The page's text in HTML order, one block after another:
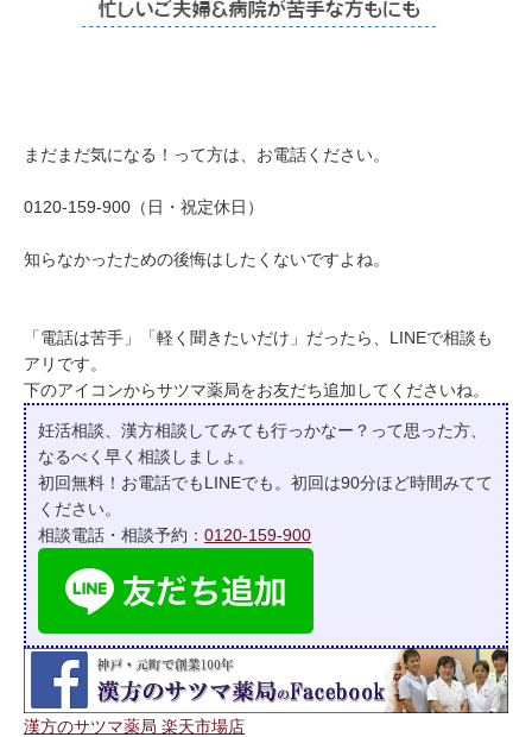
まだまだ気になる！って方は、お電話ください。
0120-159-900（日・祝定休日）
知らなかったための後悔はしたくないですよね。
「電話は苦手」「軽く聞きたいだけ」だったら、LINEで相談も
アリです。
下のアイコンからサツマ薬局をお友だち追加してくださいね。
妊活相談、漢方相談してみても行っかなー？って思った方、
なるべく早く相談しましょ。
初回無料！お電話でもLINEでも。初回は90分ほど時間みてて
ください。
相談電話・相談予約： 0120-159-900
漢方のサツマ薬局 楽天市場店